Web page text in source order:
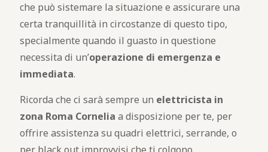
che può sistemare la situazione e assicurare una
certa tranquillità in circostanze di questo tipo,
specialmente quando il guasto in questione
necessita di un’operazione di emergenza e
immediata.
Ricorda che ci sarà sempre un elettricista in
zona Roma Cornelia a disposizione per te, per
offrire assistenza su quadri elettrici, serrande, o